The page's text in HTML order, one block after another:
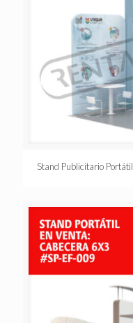
Stand Publicitario